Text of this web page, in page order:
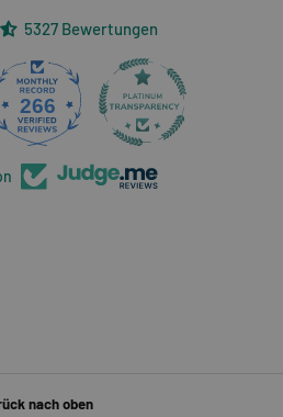
5327 Bewertungen
nach oben